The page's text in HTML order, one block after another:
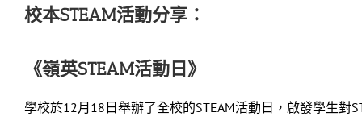
校本STEAM活動分享：
《嶺英STEAM活動日》
學校於12月18日舉辦了全校的STEAM活動日，啟發學生